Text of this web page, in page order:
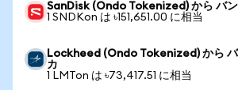
SanDisk (Ondo Tokenized) から バ
1 SNDKon は ৳151,651.00 に相当
Lockheed (Ondo Tokenized) から バ
カ
1 LMTon は ৳73,417.51 に相当